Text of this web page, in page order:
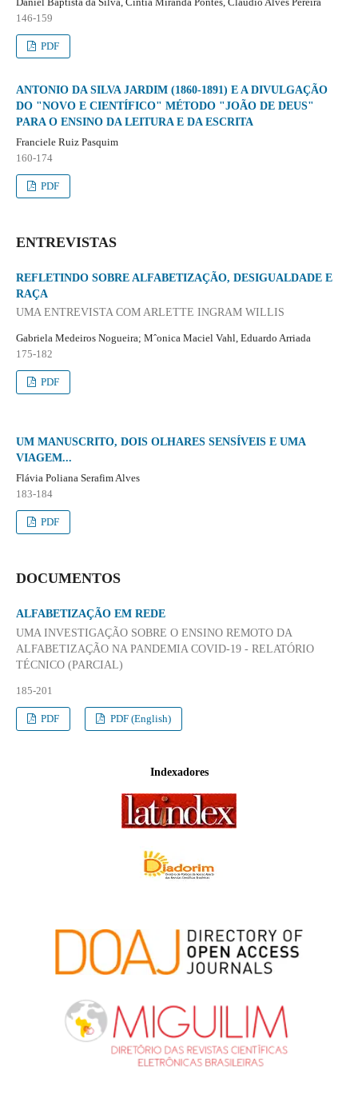
146-159
PDF
ANTONIO DA SILVA JARDIM (1860-1891) E A DIVULGAÇÃO
DO "NOVO E CIENTÍFICO" MÉTODO "JOÃO DE DEUS"
PARA O ENSINO DA LEITURA E DA ESCRITA
Franciele Ruiz Pasquim
160-174
PDF
ENTREVISTAS
REFLETINDO SOBRE ALFABETIZAÇÃO, DESIGUALDADE E
RAÇA
UMA ENTREVISTA COM ARLETTE INGRAM WILLIS
Gabriela Medeiros Nogueira; Mˆonica Maciel Vahl, Eduardo Arriada
175-182
PDF
UM MANUSCRITO, DOIS OLHARES SENSÍVEIS E UMA
VIAGEM...
Flávia Poliana Serafim Alves
183-184
PDF
DOCUMENTOS
ALFABETIZAÇÃO EM REDE
UMA INVESTIGAÇÃO SOBRE O ENSINO REMOTO DA
ALFABETIZAÇÃO NA PANDEMIA COVID-19 - RELATÓRIO
TÉCNICO (PARCIAL)
185-201
PDF PDF (English)
Indexadores